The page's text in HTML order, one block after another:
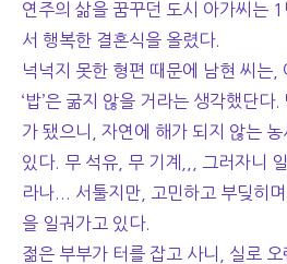
연주의 삶을 꿈꾸던 도시 아가씨는 1
서 행복한 결혼식을 올렸다.
넉넉지 못한 형편 때문에 남현 씨는,
‘밥’은 굶지 않을 거라는 생각했단
가 됐으니, 자연에 해가 되지 않는
있다. 무 석유, 무 기계,,, 그러자니
라나... 서툴지만, 고민하고 부딪히
을 일궈가고 있다.
젊은 부부가 터를 잡고 사니, 실로